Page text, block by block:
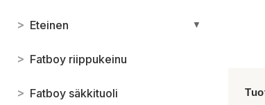
> Eteinen ▼
> Fatboy riippukeinu
> Fatboy säkkituoli